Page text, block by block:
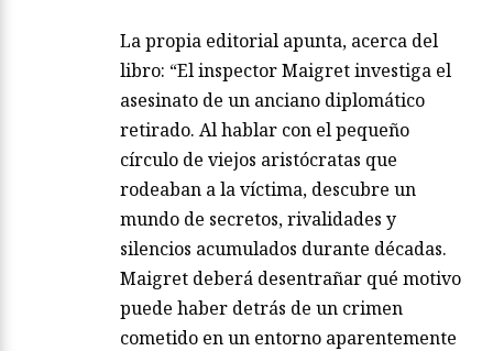
La propia editorial apunta, acerca del
libro: “El inspector Maigret investiga el
asesinato de un anciano diplomático
retirado. Al hablar con el pequeño
círculo de viejos aristócratas que
rodeaban a la víctima, descubre un
mundo de secretos, rivalidades y
silencios acumulados durante décadas.
Maigret deberá desentrañar qué motivo
puede haber detrás de un crimen
cometido en un entorno aparentemente